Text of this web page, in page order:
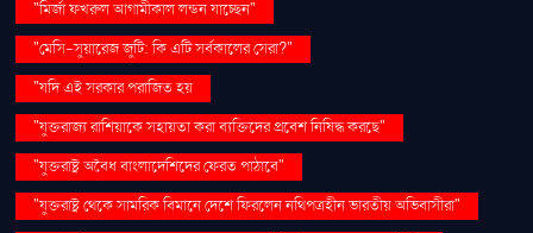
"মির্জা ফখরুল আগামীকাল লন্ডন যাচ্ছেন"
"মেসি-সুয়ারেজ জুটি: কি এটি সর্বকালের সেরা?"
"যদি এই সরকার পরাজিত হয়
"যুক্তরাজ্য রাশিয়াকে সহায়তা করা ব্যক্তিদের প্রবেশ নিষিদ্ধ করছে"
"যুক্তরাষ্ট্র অবৈধ বাংলাদেশিদের ফেরত পাঠাবে"
"যুক্তরাষ্ট্র থেকে সামরিক বিমানে দেশে ফিরলেন নথিপত্রহীন ভারতীয় অভিবাসীরা"